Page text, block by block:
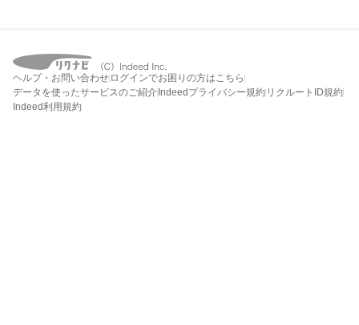
ヘルプ・お問い合わせ ログインでお困りの方はこちら
データを使ったサービスのご紹介 Indeedプライバシー規約 リクルートID規約
Indeed利用規約